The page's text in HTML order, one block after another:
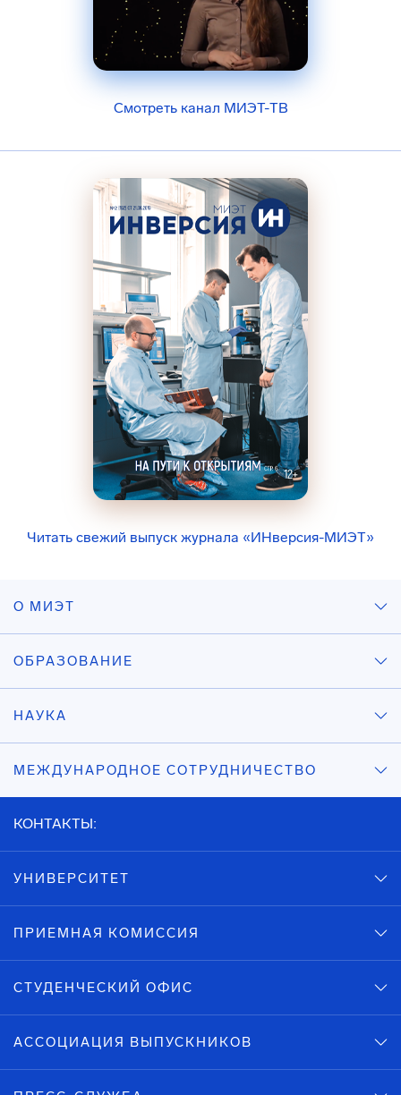
Смотреть канал МИЭТ-ТВ
Читать свежий выпуск журнала «ИНверсия-МИЭТ»
О МИЭТ
ОБРАЗОВАНИЕ
НАУКА
МЕЖДУНАРОДНОЕ СОТРУДНИЧЕСТВО
КОНТАКТЫ:
УНИВЕРСИТЕТ
ПРИЕМНАЯ КОМИССИЯ
СТУДЕНЧЕСКИЙ ОФИС
АССОЦИАЦИЯ ВЫПУСКНИКОВ